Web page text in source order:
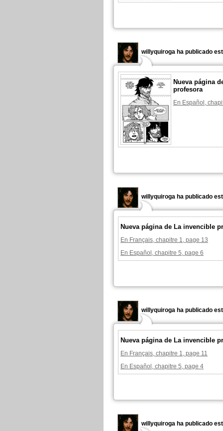
willyquiroga ha publicado
Nueva página
profesora
En Español,
willyquiroga ha publicado
Nueva página de La invencible
En Français, chapitre 1, page 13
En Español, chapitre 5, page 6
willyquiroga ha publicado
Nueva página de La invencible
En Français, chapitre 1, page 11
En Español, chapitre 5, page 4
willyquiroga ha publicado